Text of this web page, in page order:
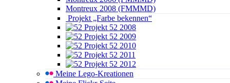
Montreux 2008 (FMMMD)
Projekt „Farbe bekennen“
Projekt 52 2008
Projekt 52 2009
Projekt 52 2010
Projekt 52 2011
Projekt 52 2012
Meine Lego-Kreationen